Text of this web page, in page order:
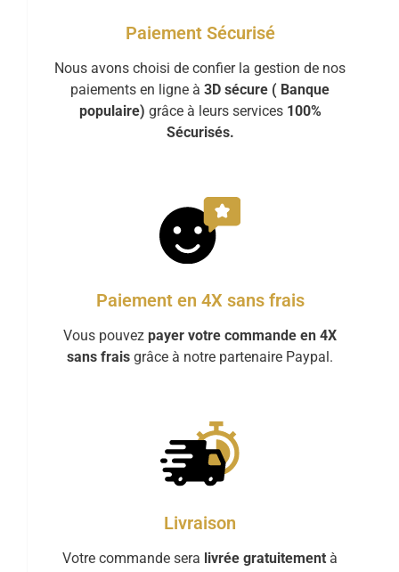
Paiement Sécurisé
Nous avons choisi de confier la gestion de nos
paiements en ligne à 3D sécure ( Banque
populaire) grâce à leurs services 100%
Sécurisés.
Paiement en 4X sans frais
Vous pouvez payer votre commande en 4X
sans frais grâce à notre partenaire Paypal.
Livraison
Votre commande sera livrée gratuitement à